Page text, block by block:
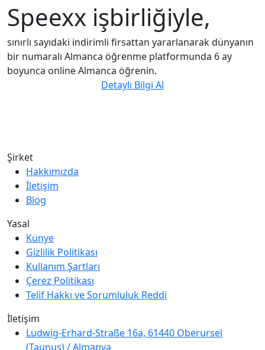
Speexx işbirliğiyle,
sınırlı sayıdaki indirimli firsattan yararlanarak dünyanın
bir numaralı Almanca öğrenme platformunda 6 ay
boyunca online Almanca öğrenin.
Detaylı Bilgi Al
Şirket
Hakkımızda
İletişim
Blog
Yasal
Künye
Gizlilik Politikası
Kullanım Şartları
Çerez Politikası
Telif Hakkı ve Sorumluluk Reddi
İletişim
Ludwig-Erhard-Straße 16a, 61440 Oberursel
(Taunus) / Almanya